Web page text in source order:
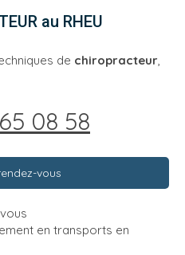
au RHEU
de chiropracteur,
08 58
vous
en transports en